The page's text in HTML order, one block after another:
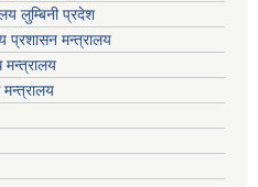
लुम्बिनी प्रदेश
प्रशासन मन्त्रालय
मन्त्रालय
मन्त्रालय